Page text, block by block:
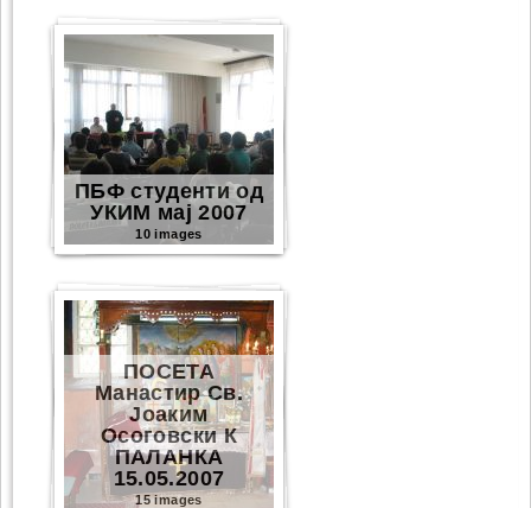
ПБФ студенти од
УКИМ мај 2007
10 images
ПОСЕТА
Манастир Св.
Јоаким
Осоговски К
ПАЛАНКА
15.05.2007
15 images